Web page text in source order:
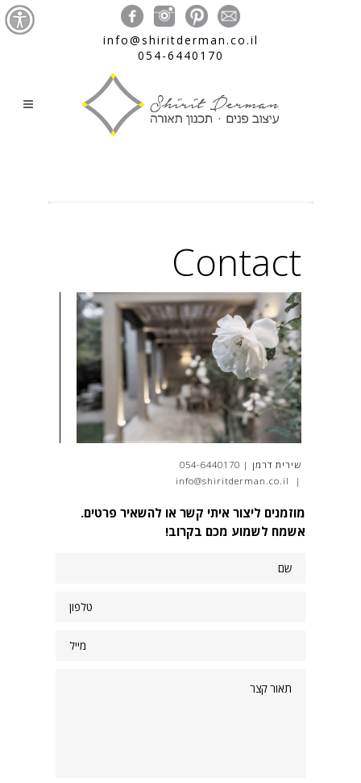
info@shiritderman.co.il
054-6440170
מוזמנים ליצור איתי קשר או להשאיר פרטים.
אשמח לשמוע מכם בקרוב!
קצר
Contact
שירית דרמן | 054-6440170
|
info@shiritderman.co.il